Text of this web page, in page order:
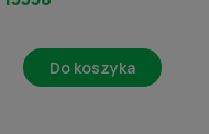
Do koszyka